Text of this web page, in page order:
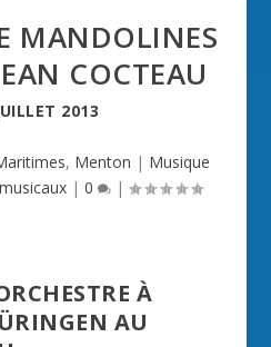
MANDOLINES
COCTEAU
2013
, Menton | Musique
| 0 |
À
AU